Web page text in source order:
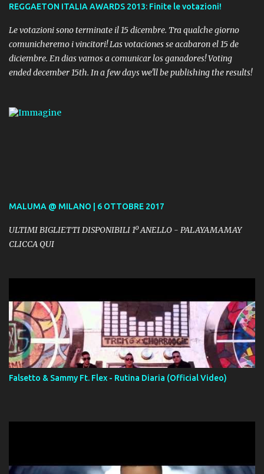
REGGAETON ITALIA AWARDS 2013: Finite le votazioni!
Le votazioni sono terminate il 15 dicembre. Tra qualche giorno
comunicheremo i vincitori! Las votaciones se acabaron el 15 de
diciembre. En dias vamos a comunicar los ganadores! Voting
ended december 15th. In a few days we'll be publishing the results!
MALUMA @ MILANO | 6 OTTOBRE 2017
ULTIMI BIGLIETTI DISPONIBILI 1º ANELLO - PALAYAMAMAY
CLICCA QUI
Falsetto & Sammy Ft. Flex - Rutina Diaria (Official Video)